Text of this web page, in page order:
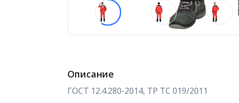
Описание
ГОСТ 12.4.280-2014, ТР ТС 019/2011